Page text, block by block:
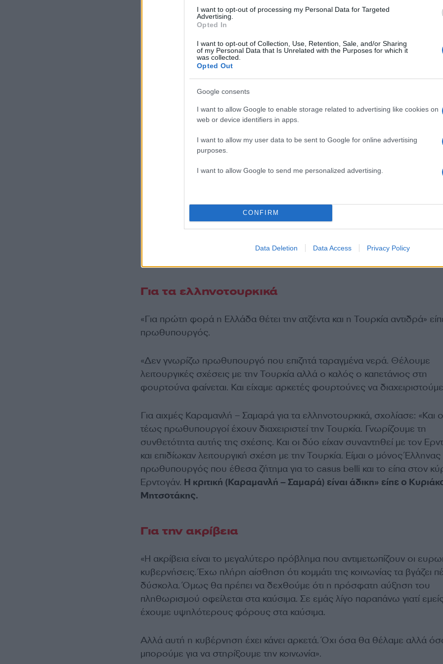
I want to opt-out of processing my Personal Data for Targeted
Advertising.
Opted In
I want to opt-out of Collection, Use, Retention, Sale, and/or Sharing
of my Personal Data that Is Unrelated with the Purposes for which it
was collected.
Opted Out
Google consents
I want to allow Google to enable storage related to advertising like cookies on
web or device identifiers in apps.
I want to allow my user data to be sent to Google for online advertising
purposes.
I want to allow Google to send me personalized advertising.
CONFIRM
Data Deletion Data Access Privacy Policy
Για τα ελληνοτουρκικά
«Για πρώτη φορά η Ελλάδα θέτει την ατζέντα και η Τουρκία αντιδρά»
πρωθυπουργός.
«Δεν γνωρίζω πρωθυπουργό που επιζητά ταραγμένα νερά. Θέλουμε
λειτουργικές σχέσεις με την Τουρκία αλλά ο καλός ο καπετάνιος στη
φουρτούνα φαίνεται. Και είχαμε αρκετές φουρτούνες να
Για αιχμές Καραμανλή – Σαμαρά για τα ελληνοτουρκικά, σχολίασε: «Και
τέως πρωθυπουργοί έχουν διαχειριστεί την Τουρκία. Γνωρίζουμε τη
συνθετότητα αυτής της σχέσης. Και οι δύο είχαν συναντηθεί με τον
και επιδίωκαν λειτουργική σχέση με την Τουρκία. Είμαι ο μόνος Έλληνας
πρωθυπουργός που έθεσα ζήτημα για το casus belli και το είπα στον
Ερντογάν. Η κριτική (Καραμανλή – Σαμαρά) είναι άδικη» είπε ο
Μητσοτάκης.
Για την ακρίβεια
«Η ακρίβεια είναι το μεγαλύτερο πρόβλημα που αντιμετωπίζουν οι
κυβερνήσεις. Έχω πλήρη αίσθηση ότι κομμάτι της κοινωνίας τα βγάζει
δύσκολα. Όμως θα πρέπει να δεχθούμε ότι η πρόσφατη αύξηση του
πληθωρισμού οφείλεται στα καύσιμα. Σε εμάς λίγο παραπάνω γιατί
έχουμε υψηλότερους φόρους στα καύσιμα.
Αλλά αυτή η κυβέρνηση έχει κάνει αρκετά. Όχι όσα θα θέλαμε αλλά
μπορούμε για να στηρίξουμε την κοινωνία».